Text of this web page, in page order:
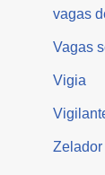
vagas
Vagas
Vigia
Zelador